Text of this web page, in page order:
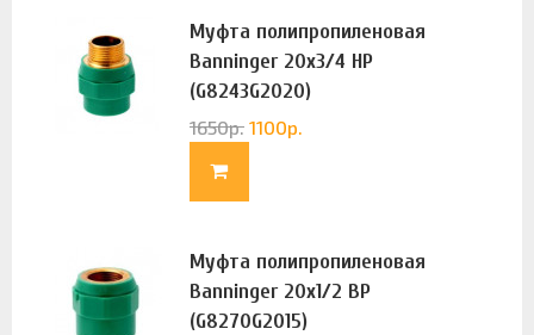
Муфта полипропиленовая
Banninger 20х3/4 НР
(G8243G2020)
1650р. 1100р.
Муфта полипропиленовая
Banninger 20х1/2 ВР
(G8270G2015)